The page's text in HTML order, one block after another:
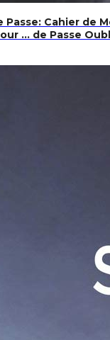
Passe: Cahier de
… de Passe